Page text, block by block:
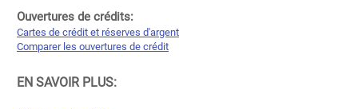
Ouvertures de crédits:
Cartes de crédit et réserves d'argent
Comparer les ouvertures de crédit
EN SAVOIR PLUS: